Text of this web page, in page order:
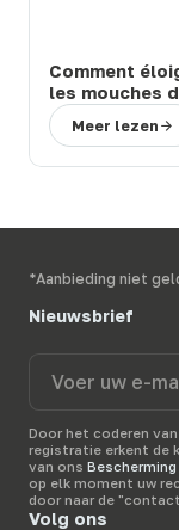
Comment
les mouches
chevaux et
en prairie :
Meer lezen
*Aanbieding niet
Nieuwsbrief
mail
in
Door het coderen
registratie erkent de
van ons
op elk moment uw
door naar de
Volg ons